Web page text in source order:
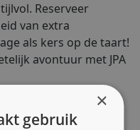
Reserveer
van extra
als kers op de taart!
avontuur met JPA
×
gebruik